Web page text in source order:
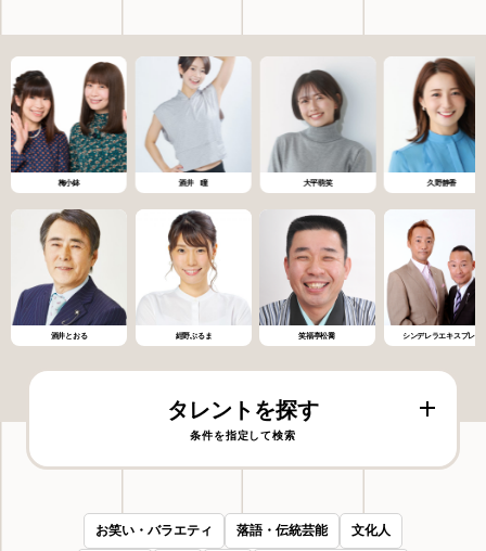
梅小鉢 酒井 瞳 大平萌笑 久野静香
酒井とおる 紺野ぶるま 笑福亭松喬 シンデレラエキスプレス
タレントを探す
条件を指定して検索
お笑い・バラエティ 落語・伝統芸能 文化人